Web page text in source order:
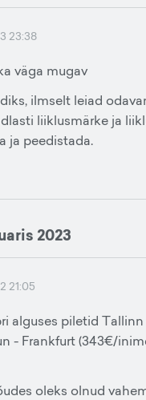
23:38
väga mugav
ilmselt leiad
liiklusmärke ja
ja peedistada.
2023
21:05
alguses piletid
- Frankfurt (343€/
oleks olnud